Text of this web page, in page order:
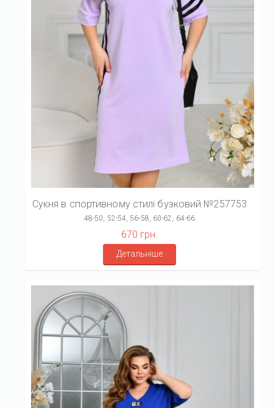
Сукня в спортивному стилі бузковий №257753
48-50, 52-54, 56-58, 60-62, 64-66
670 грн.
Детальніше